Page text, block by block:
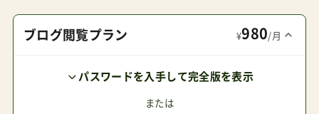
い！！管理人パパまっ、ゴールド・レーベルはとにか
両対面式（すべてA型＝生後１ヶ月からOK）モデル
名対象年齢プリアム生後１ヶ月から22kg（４歳頃
ブログ閲覧プラン ¥980/月
パスワードを入手して完全版を表示
または